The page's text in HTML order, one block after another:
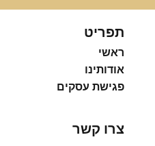
צרו קשר
תפריט
ראשי
אודותינו
פגישת עסקים